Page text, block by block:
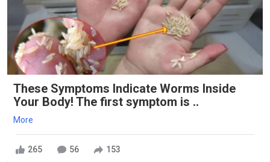
These Symptoms Indicate Worms Inside
Your Body! The first symptom is ..
More
265 56 153